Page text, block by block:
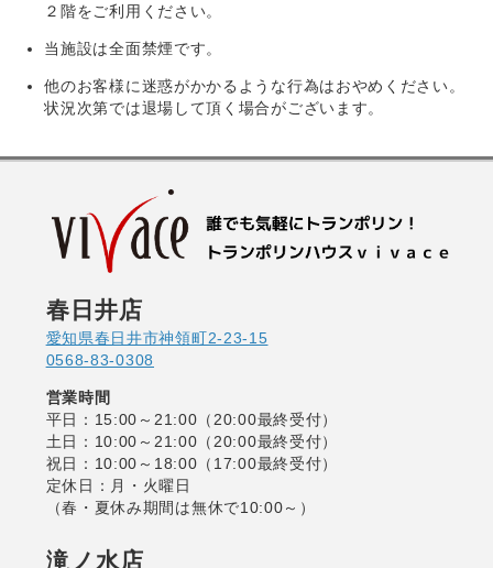
２階をご利用ください。
当施設は全面禁煙です。
他のお客様に迷惑がかかるような行為はおやめください。
状況次第では退場して頂く場合がございます。
春日井店
愛知県春日井市神領町2-23-15
0568-83-0308
営業時間
平日：15:00～21:00（20:00最終受付）
土日：10:00～21:00（20:00最終受付）
祝日：10:00～18:00（17:00最終受付）
定休日：月・火曜日
（春・夏休み期間は無休で10:00～）
滝ノ水店